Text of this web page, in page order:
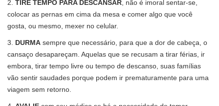
2. TIRE TEMPO PARA DESCANSAR, não é imoral sentar-se,
colocar as pernas em cima da mesa e comer algo que você
gosta, ou mesmo, mexer no celular.
3. DURMA sempre que necessário, para que a dor de cabeça, o
cansaço desapareçam. Aquelas que se recusam a tirar férias, ir
embora, tirar tempo livre ou tempo de descanso, suas famílias
vão sentir saudades porque podem ir prematuramente para uma
viagem sem retorno.